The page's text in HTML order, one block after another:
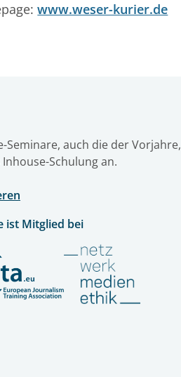
www.weser-kurier.de
Seminare, auch die der Vorjahre,
Schulung an.
ist Mitglied bei